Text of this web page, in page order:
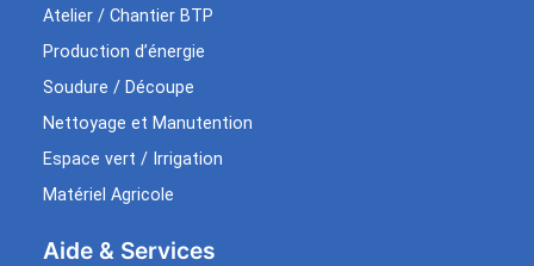
Atelier / Chantier BTP
Production d’énergie
Soudure / Découpe
Nettoyage et Manutention
Espace vert / Irrigation
Matériel Agricole
Aide & Services​